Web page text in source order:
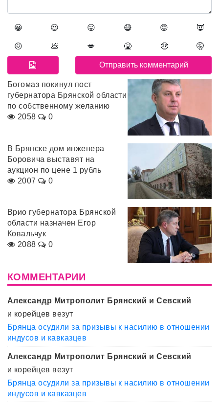
😀 😍 😛 😷 😡 👿
😖 💩 💋 🤮 🤑 🤫
Богомаз покинул пост
губернатора Брянской области
по собственному желанию
2058
0
В Брянске дом инженера
Боровича выставят на
аукцион по цене 1 рубль
2007
0
Врио губернатора Брянской
области назначен Егор
Ковальчук
2088
0
КОММЕНТАРИИ
Александр Митрополит Брянский и Севский
и корейцев везут
Брянца осудили за призывы к насилию в отношении
индусов и кавказцев
Александр Митрополит Брянский и Севский
и корейцев везут
Брянца осудили за призывы к насилию в отношении
индусов и кавказцев